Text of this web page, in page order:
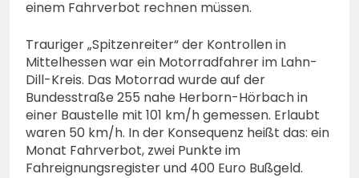
einem Fahrverbot rechnen müssen.
Trauriger „Spitzenreiter“ der Kontrollen in
Mittelhessen war ein Motorradfahrer im Lahn-
Dill-Kreis. Das Motorrad wurde auf der
Bundesstraße 255 nahe Herborn-Hörbach in
einer Baustelle mit 101 km/h gemessen. Erlaubt
waren 50 km/h. In der Konsequenz heißt das: ein
Monat Fahrverbot, zwei Punkte im
Fahreignungsregister und 400 Euro Bußgeld.